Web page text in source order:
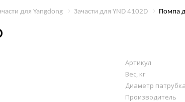
для Yangdong Зачасти для YND 4102D Помпа
Артикул
Вес, кг
Диаметр
Производитель